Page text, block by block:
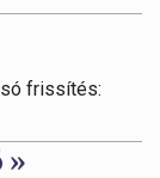
frissítés:
»